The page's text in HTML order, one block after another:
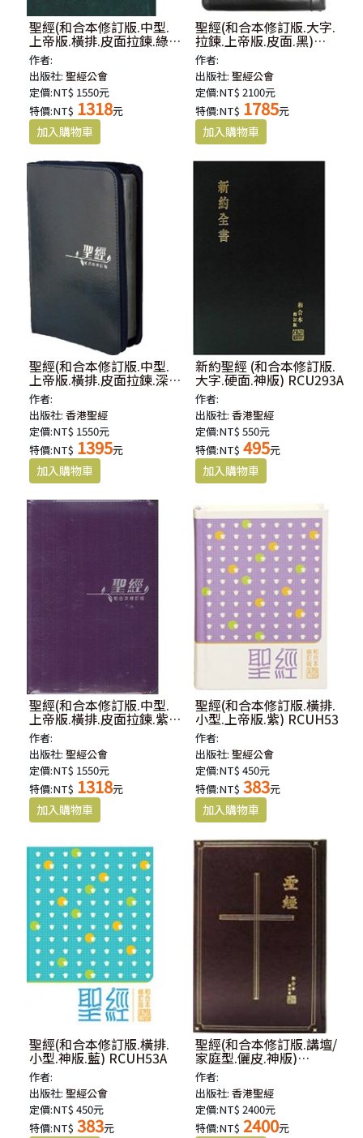
聖經(和合本修訂版.中型.
上帝版.橫排.皮面拉鍊.綠)
RCUH66XZGN
作者:
出版社:聖經公會
定價:NT$ 1550元
特價:NT$ 1318元
聖經(和合本修訂版.大字.
拉鍊.上帝版.皮面.黑)
RCU87Z
作者:
出版社:聖經公會
定價:NT$ 2100元
特價:NT$ 1785元
聖經(和合本修訂版.中型.
上帝版.橫排.皮面拉鍊.深
藍) RCUH66XZBU
作者:
出版社:香港聖經
定價:NT$ 1550元
特價:NT$ 1395元
新約聖經 (和合本修訂版.
大字.硬面.神版) RCU293A
作者:
出版社:香港聖經
定價:NT$ 550元
特價:NT$ 495元
聖經(和合本修訂版.中型.
上帝版.橫排.皮面拉鍊.紫)
RCUH66XZPU
作者:
出版社:聖經公會
定價:NT$ 1550元
特價:NT$ 1318元
聖經(和合本修訂版.橫排.
小型.上帝版.紫) RCUH53
作者:
出版社:聖經公會
定價:NT$ 450元
特價:NT$ 383元
聖經(和合本修訂版.橫排.
小型.神版.藍) RCUH53A
作者:
出版社:聖經公會
定價:NT$ 450元
特價:NT$ 383元
聖經(和合本修訂版.講壇/
家庭型.儷皮.神版)
RCU86A
作者:
出版社:香港聖經
定價:NT$ 2400元
特價:NT$ 2400元